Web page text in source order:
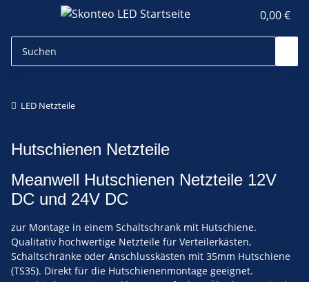
0,00 €
LED Netzteile
Hutschienen Netzteile
Meanwell Hutschienen Netzteile 12V
DC und 24V DC
zur Montage in einem Schaltschrank mit Hutschiene.
Qualitativ hochwertige Netzteile für Verteilerkästen,
Schaltschränke oder Anschlusskästen mit 35mm Hutschiene
(TS35). Direkt für die Hutschienenmontage geeignet.